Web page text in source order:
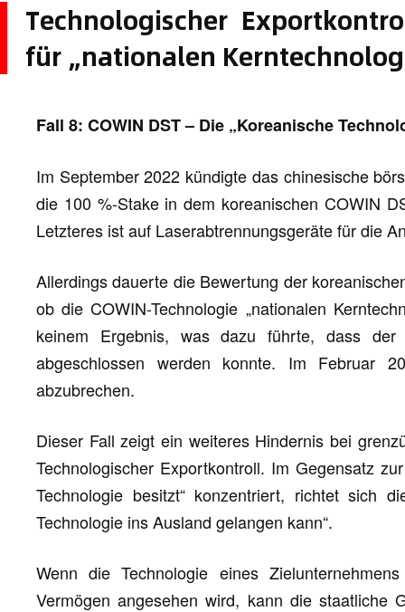
Technologischer
für „nationalen
Fall 8: COWIN DST – Die „Koreanische
Im September 2022 kündigte das chinesische
die 100 %-Stake in dem koreanischen COWIN
Letzteres ist auf Laserabtrennungsgeräte für die
Allerdings dauerte die Bewertung der
ob die COWIN-Technologie „nationalen
keinem Ergebnis, was dazu führte, dass
abgeschlossen werden konnte. Im Februar
abzubrechen.
Dieser Fall zeigt ein weiteres Hindernis bei
Technologischer Exportkontroll. Im Gegensatz
Technologie besitzt“ konzentriert, richtet sich
Technologie ins Ausland gelangen kann“.
Wenn die Technologie eines
Vermögen angesehen wird, kann die staatliche